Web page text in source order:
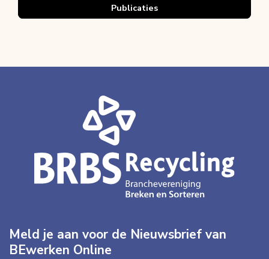
Publicaties
Meld je aan voor de Nieuwsbrief van
BEwerken Online